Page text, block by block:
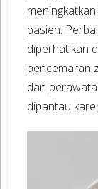
pasien.
diperhatikan
pencemaran
dan
dipantau